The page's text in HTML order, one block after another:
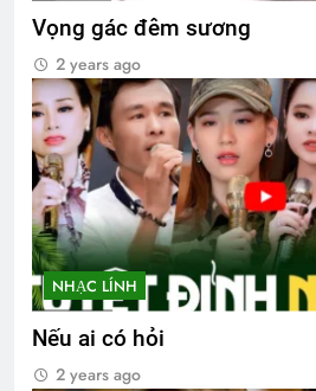
Vọng gác đêm sương
2 years ago
NHẠC LÍNH
Nếu ai có hỏi
2 years ago